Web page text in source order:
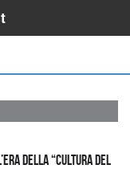
della “cultura del